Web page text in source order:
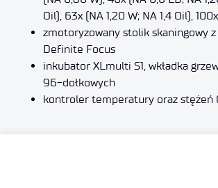
Oil), 63x (NA 1,20 W; NA 1,4 Oil),
zmotoryzowany stolik skaningowy z
Definite Focus
inkubator XLmulti S1, wkładka
96-dołkowych
kontroler temperatury oraz stężeń